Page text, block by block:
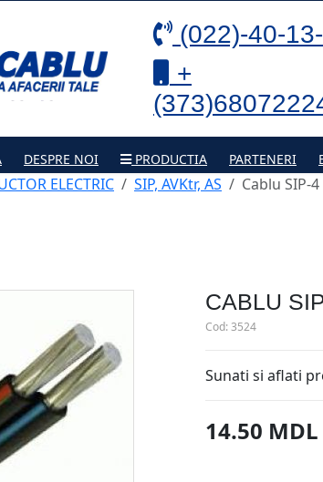
(022)-40-
+
DESPRE NOI PRODUCTIA PARTENERI
ELECTRIC SIP, AVKtr, AS Cablu SIP-
CABLU
Cod:3524
Sunati si aflati
14.50 MDL